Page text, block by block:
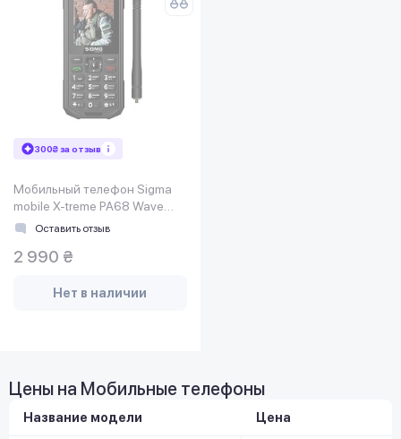
300₴ за отзыв
Мобильный телефон Sigma
mobile X-treme PA68 Wave
Dual Sim Black
Оставить отзыв
2 990 ₴
Нет в наличии
Цены на Мобильные телефоны
Название модели Цена